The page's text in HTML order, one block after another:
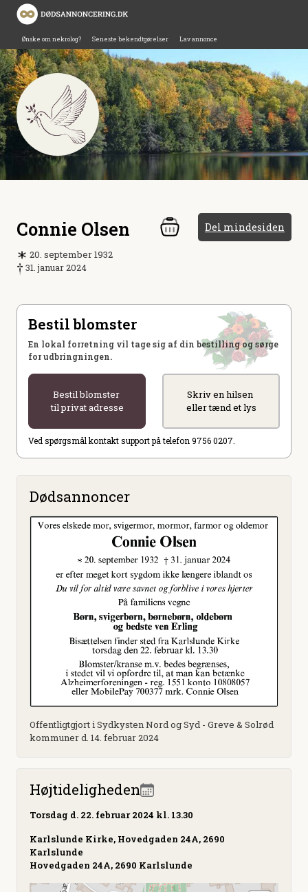
Ønske om nekrolog? Seneste bekendtgørelser Lav annonce
Connie Olsen Del mindesiden
20. september 1932
31. januar 2024
Bestil blomster
En lokal forretning vil tage sig af din bestilling og sørge
for udbringningen.
Bestil blomster
til privat adresse
Skriv en hilsen
eller tænd et lys
Ved spørgsmål kontakt support på telefon 9756 0207.
Dødsannoncer
Offentligtgjort i Sydkysten Nord og Syd - Greve & Solrød
kommuner d. 14. februar 2024
Højtideligheden
Torsdag d. 22. februar 2024 kl. 13.30
Karlslunde Kirke, Hovedgaden 24A, 2690
Karlslunde
Hovedgaden 24A, 2690 Karlslunde